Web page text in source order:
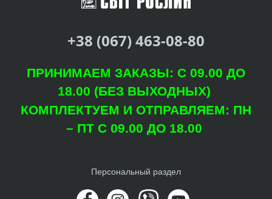
+38 (067) 463-08-80
ПРИНИМАЕМ ЗАКАЗЫ: С 09.00 ДО
18.00 (БЕЗ ВЫХОДНЫХ)
КОМПЛЕКТУЕМ И ОТПРАВЛЯЕМ: ПН
– ПТ С 09.00 ДО 18.00
Персональный раздел